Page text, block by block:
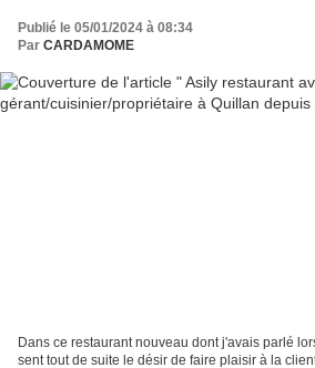
Publié le 05/01/2024 à 08:34
Par CARDAMOME
Dans ce restaurant nouveau dont j'avais parlé
sent tout de suite le désir de faire plaisir à la